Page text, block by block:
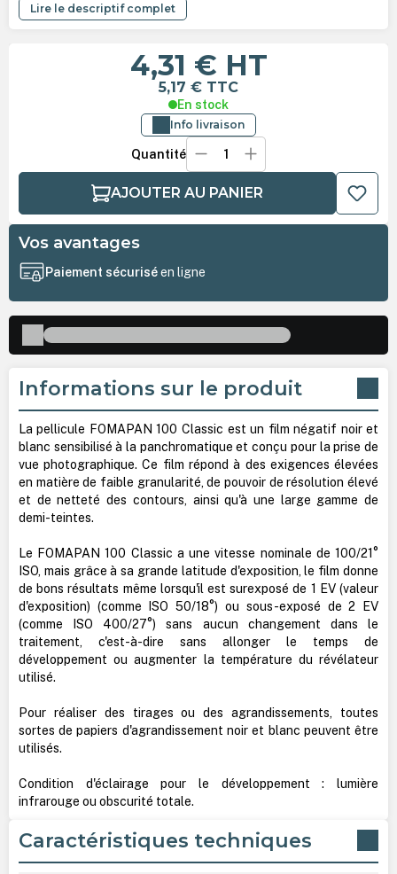
Lire le descriptif complet
4,31 € HT
5,17 € TTC
En stock
Info livraison
Quantité
AJOUTER AU PANIER
Vos avantages
Paiement sécuriséen ligne
Informations sur le produit
La pellicule FOMAPAN 100 Classic est un film négatif noir et
blanc sensibilisé à la panchromatique et conçu pour la prise de
vue photographique. Ce film répond à des exigences élevées
en matière de faible granularité, de pouvoir de résolution élevé
et de netteté des contours, ainsi qu'à une large gamme de
demi-teintes.
Le FOMAPAN 100 Classic a une vitesse nominale de 100/21°
ISO, mais grâce à sa grande latitude d'exposition, le film donne
de bons résultats même lorsqu'il est surexposé de 1 EV (valeur
d'exposition) (comme ISO 50/18°) ou sous-exposé de 2 EV
(comme ISO 400/27°) sans aucun changement dans le
traitement, c'est-à-dire sans allonger le temps de
développement ou augmenter la température du révélateur
utilisé.
Pour réaliser des tirages ou des agrandissements, toutes
sortes de papiers d'agrandissement noir et blanc peuvent être
utilisés.
Condition d'éclairage pour le développement : lumière
infrarouge ou obscurité totale.
Caractéristiques techniques